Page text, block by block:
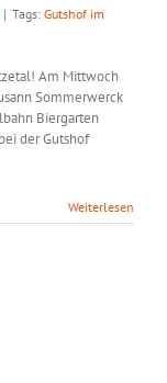
| Tags: Gutshof im
Am Mittwoch
Sommerwerck
Biergarten
der Gutshof
Weiterlesen